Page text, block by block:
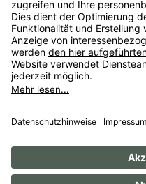
Service
Unternehmen
Alle Preise inkl.
anders
ImpressumAGB